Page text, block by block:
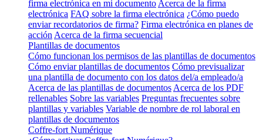
firma electrónica en mi documento Acerca de la firma
electrónica FAQ sobre la firma electrónica ¿Cómo puedo
enviar recordatorios de firma? Firma electrónica en planes de
acción Acerca de la firma secuencial
Plantillas de documentos
Cómo funcionan los permisos de las plantillas de documentos
Cómo enviar plantillas de documentos Cómo previsualizar
una plantilla de documento con los datos del/a empleado/a
Acerca de las plantillas de documentos Acerca de los PDF
rellenables Sobre las variables Preguntas frecuentes sobre
plantillas y variables Variable de nombre de rol laboral en
plantillas de documentos
Coffre-fort Numérique